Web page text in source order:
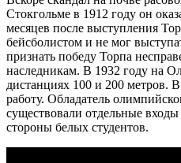
Стокгольме в 1912 году он
месяцев после выступления
бейсболистом и не мог
признать победу Торпа
наследникам. В 1932 году на
дистанциях 100 и 200 метров.
работу. Обладатель
существовали отдельные
стороны белых студентов.